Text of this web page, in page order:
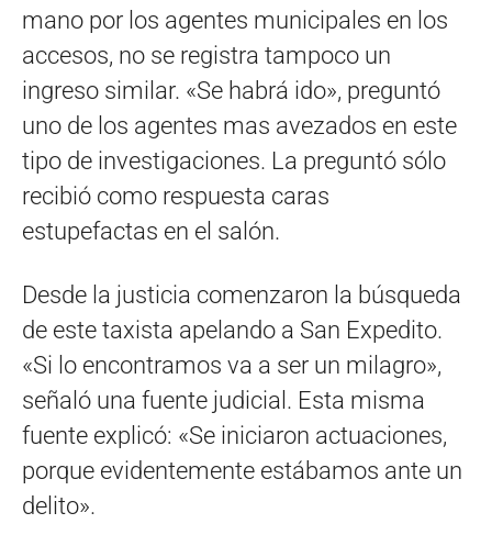
mano por los agentes municipales en los
accesos, no se registra tampoco un
ingreso similar. «Se habrá ido», preguntó
uno de los agentes mas avezados en este
tipo de investigaciones. La preguntó sólo
recibió como respuesta caras
estupefactas en el salón.
Desde la justicia comenzaron la búsqueda
de este taxista apelando a San Expedito.
«Si lo encontramos va a ser un milagro»,
señaló una fuente judicial. Esta misma
fuente explicó: «Se iniciaron actuaciones,
porque evidentemente estábamos ante un
delito».